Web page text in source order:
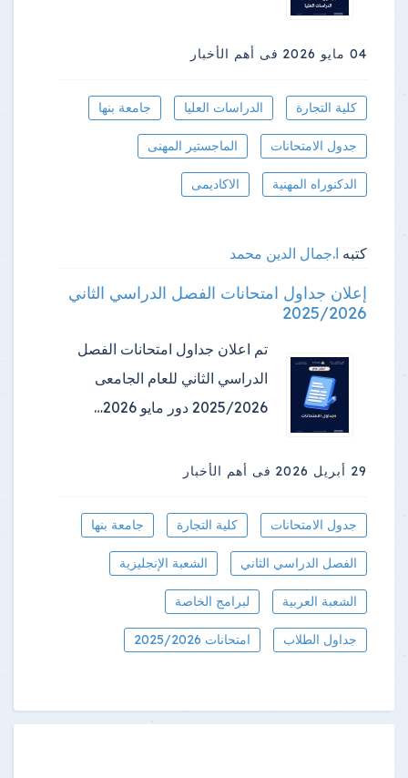
04 مايو 2026 فى أهم الأخبار
كلية التجارة الدراسات العليا جامعة بنها
جدول الامتحانات الماجستير المهنى
الدكنوراه المهنية الاكاديمى
كتبه ا.جمال الدين محمد
إعلان جداول امتحانات الفصل الدراسي الثاني
2025/2026
تم اعلان جداول امتحانات الفصل
الدراسي الثاني للعام الجامعى
2025/2026 دور مايو 2026…
29 أبريل 2026 فى أهم الأخبار
جدول الامتحانات كلية التجارة جامعة بنها
الفصل الدراسي الثاني الشعبة الإنجليزية
الشعبة العربية لبرامج الخاصة
جداول الطلاب امتحانات 2025/2026